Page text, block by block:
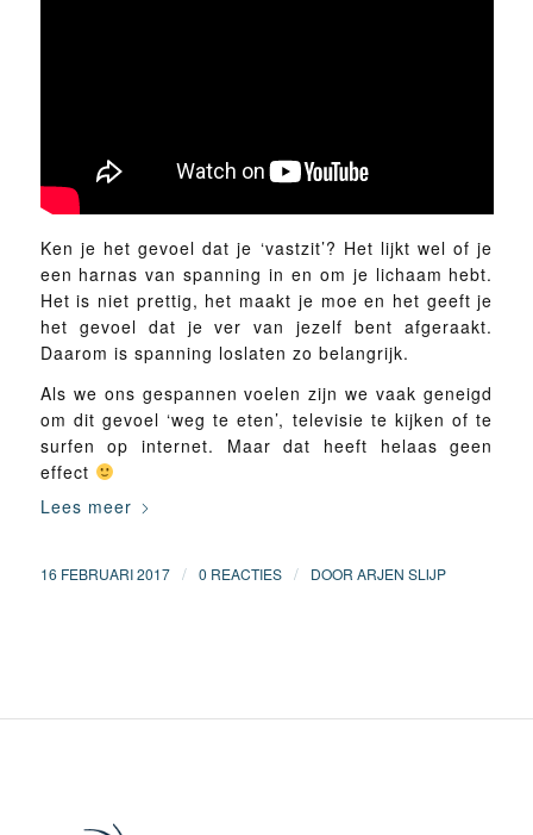
Ken je het gevoel dat je ‘vastzit’? Het lijkt wel of je
een harnas van spanning in en om je lichaam hebt.
Het is niet prettig, het maakt je moe en het geeft je
het gevoel dat je ver van jezelf bent afgeraakt.
Daarom is spanning loslaten zo belangrijk.
Als we ons gespannen voelen zijn we vaak geneigd
om dit gevoel ‘weg te eten’, televisie te kijken of te
surfen op internet. Maar dat heeft helaas geen
effect
Lees meer
16 FEBRUARI 2017 / 0 REACTIES / DOOR ARJEN SLIJP